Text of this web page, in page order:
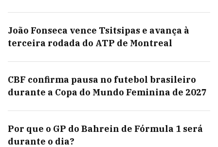
João Fonseca vence Tsitsipas e avança à
terceira rodada do ATP de Montreal
CBF confirma pausa no futebol brasileiro
durante a Copa do Mundo Feminina de 2027
Por que o GP do Bahrein de Fórmula 1 será
durante o dia?